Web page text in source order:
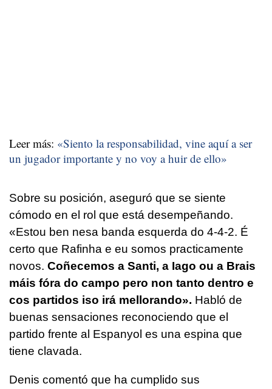
Leer más: «Siento la responsabilidad, vine aquí a ser
un jugador importante y no voy a huir de ello»
Sobre su posición, aseguró que se siente
cómodo en el rol que está desempeñando.
«Estou ben nesa banda esquerda do 4-4-2. É
certo que Rafinha e eu somos practicamente
novos. Coñecemos a Santi, a Iago ou a Brais
máis fóra do campo pero non tanto dentro e
cos partidos iso irá mellorando». Habló de
buenas sensaciones reconociendo que el
partido frente al Espanyol es una espina que
tiene clavada.
Denis comentó que ha cumplido sus